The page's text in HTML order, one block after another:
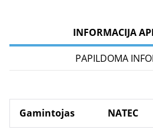
INFORMACIJA
PAPILDOMA
Gamintojas NATEC